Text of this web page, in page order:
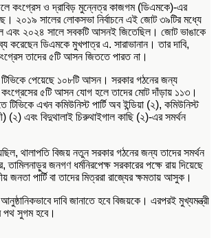
কংগ্রেস ওদ্রাবিড় মুন্নেত্র কাজগম(ডিএমকে)-এর
২০১৯ সালের লোকসভা নির্বাচনে এই জোট ৩৯টির মধ্যে
এবং ২০২৪ সালে সবকটি আসনই জিতেছিল। জোট ভাঙাকে
করেছেন ডিএমকে মুখপাত্র এ. সারাভানান। তার দাবি,
তাদের ৫টি আসন জিততে পারত না।
পেয়েছে ১০৮টি আসন। সরকার গঠনের জন্য
৫টি আসন যোগ হলে তাদের মোট দাঁড়ায় ১১৩।
টিভিকে এখনকমিউনিস্ট পার্টি অব ইন্ডিয়া (২), কমিউনিস্ট
(২) এবং বিদুথালাই চিরুথাইগাল কাছি(২)-এর সমর্থন
থালাপতি বিজয় নতুন সরকার গঠনের জন্য তাদের সমর্থন
জনগণ ধর্মনিরপেক্ষ সরকারের পক্ষে রায় দিয়েছে
জনতা পার্টিবা তাদের মিত্ররা রাজ্যের ক্ষমতায় আসুক।
দাবি জানাতে হবে বিজয়কে। এরপরই মুখ্যমন্ত্রী
পথ সুগম হবে।